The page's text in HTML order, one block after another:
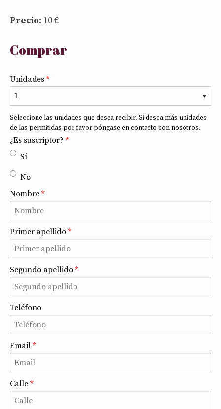
Precio: 10€
Comprar
Unidades *
Seleccione las unidades que desea recibir. Si desea más unidades
de las permitidas por favor póngase en contacto con nosotros.
¿Es suscriptor? *
Sí
No
Nombre *
Primer apellido *
Segundo apellido *
Teléfono
Email *
Calle *